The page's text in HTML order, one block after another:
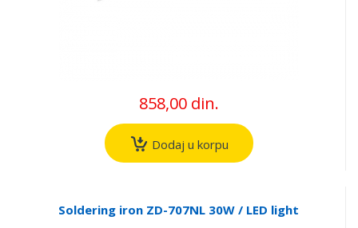
858,00 din.
Dodaj u korpu
Soldering iron ZD-707NL 30W / LED light